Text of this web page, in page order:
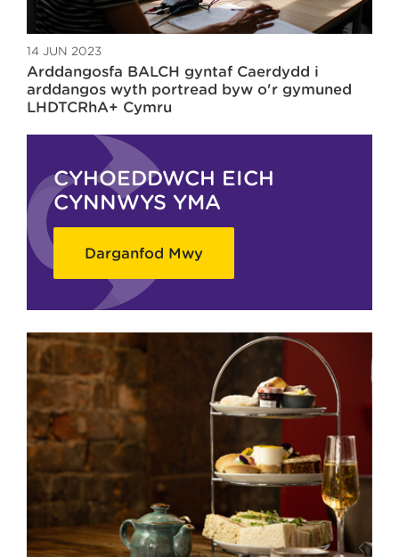
14 JUN 2023
Arddangosfa BALCH gyntaf Caerdydd i
arddangos wyth portread byw o'r gymuned
LHDTCRhA+ Cymru
CYHOEDDWCH EICH
CYNNWYS YMA
Darganfod Mwy